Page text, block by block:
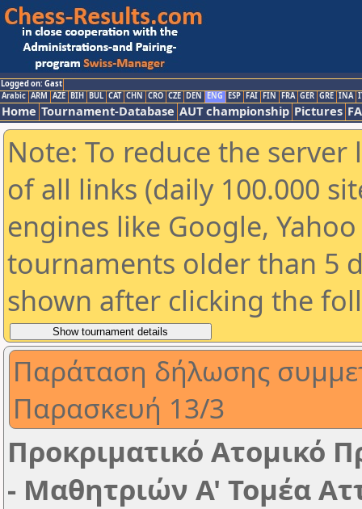
Logged on: Gast
Arabic ARM AZE BIH BUL CAT CHN CRO CZE DEN ENG ESP FAI FIN FRA GER GRE INA
Home Tournament-Database AUT championship Pictures
Note: To reduce the
of all links (daily 100.000
engines like Google,
tournaments older than 5
shown after clicking the
Παράταση δήλωσης
Παρασκευή 13/3
Προκριματικό
- Μαθητριών A' Τομέα